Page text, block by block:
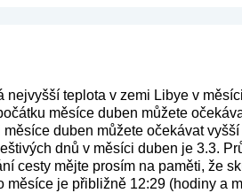
nejvyšší teplota v zemi Libye v
měsíce duben můžete
duben můžete očekávat vyšší
dnů v měsíci duben je 3.3.
cesty mějte prosím na paměti, že
měsíce je přibližně 12:29 (hodiny a